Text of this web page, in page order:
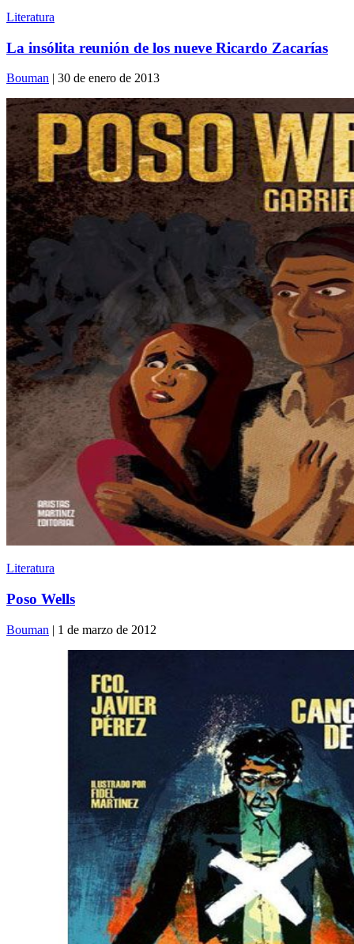
Literatura
La insólita reunión de los nueve Ricardo Zacarías
Bouman | 30 de enero de 2013
Literatura
Poso Wells
Bouman | 1 de marzo de 2012